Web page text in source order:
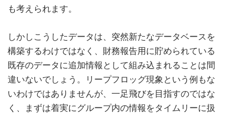
も考えられます。
しかしこうしたデータは、突然新たなデータベースを
構築するわけではなく、財務報告用に貯められている
既存のデータに追加情報として組み込まれることは間
違いないでしょう。リープフロッグ現象という例もな
いわけではありませんが、一足飛びを目指すのではな
く、まずは着実にグループ内の情報をタイムリーに扱